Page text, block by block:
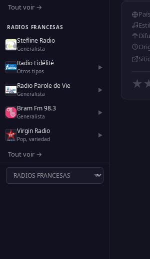
Tout voir →
RADIOS FRANCESAS
Stefline Radio
Generalista
Radio Fidélité
Otros tipos
▶
Radio Parole de Vie
Generalista
▶
Bram Fm 98.3
Generalista
▶
Virgin Radio
Pop, variedad
▶
Tout voir →
País
★